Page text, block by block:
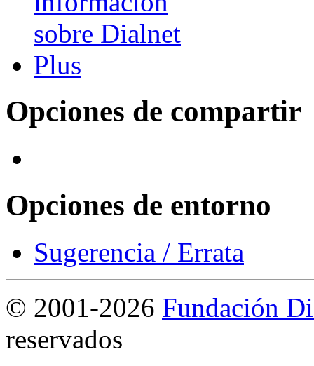
Opciones de compartir
Opciones de entorno
Sugerencia / Errata
© 2001-2026 Fundación
reservados